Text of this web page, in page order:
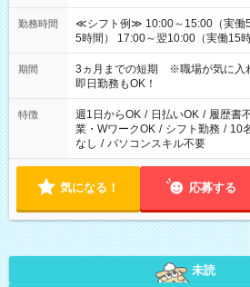
勤務時間
≪シフト例≫ 10:00～15:00（実働
5時間） 17:00～翌10:00（実働15時間）など ご
働く時間は調整できます！ お気軽
期間
3ヵ月までの短期 ※職場が気に入
即日勤務もOK！
特徴 週1日からOK / 日払いOK / 履歴書
業・WワークOK / シフト勤務 / 10
なし / パソコンスキル不要
気になる！ 応募する
未読